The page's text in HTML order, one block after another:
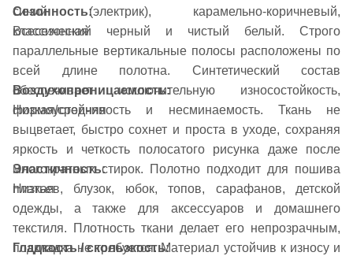
синий (электрик), карамельно-коричневый,
классический черный и чистый белый. Строго
параллельные вертикальные полосы расположены по
всей длине полотна. Синтетический состав
обеспечивает исключительную износостойкость,
формоустойчивость и несминаемость. Ткань не
выцветает, быстро сохнет и проста в уходе, сохраняя
яркость и четкость полосатого рисунка даже после
многократных стирок. Полотно подходит для пошива
платьев, блузок, юбок, топов, сарафанов, детской
одежды, а также для аксессуаров и домашнего
текстиля. Плотность ткани делает его непрозрачным,
подкладка не требуется. Материал устойчив к износу и
Сезонность:
Всесезонная
Воздухопроницаемость:
Низкая/средняя
Эластичность:
Низкая
Гладкость / скользкость: